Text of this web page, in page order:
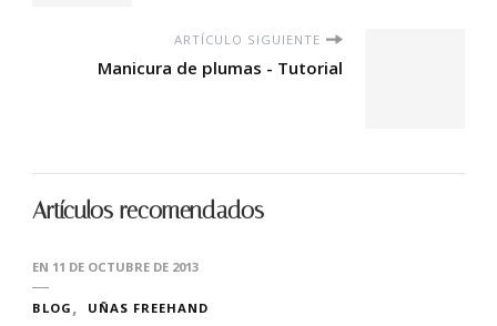
ARTÍCULO SIGUIENTE
Manicura de plumas - Tutorial
Artículos recomendados
EN 11 DE OCTUBRE DE 2013
BLOG UÑAS FREEHAND